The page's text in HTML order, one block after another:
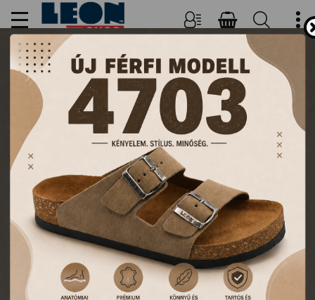
NŐI, FÉRFI PAPUCSOK ÉS
KLUMPÁK
FŐOLDAL TERMÉKEK